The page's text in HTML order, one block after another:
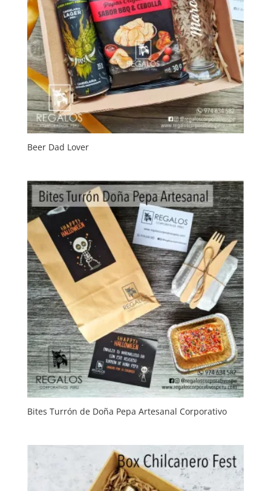
Beer Dad Lover
Bites Turrón de Doña Pepa Artesanal Corporativo